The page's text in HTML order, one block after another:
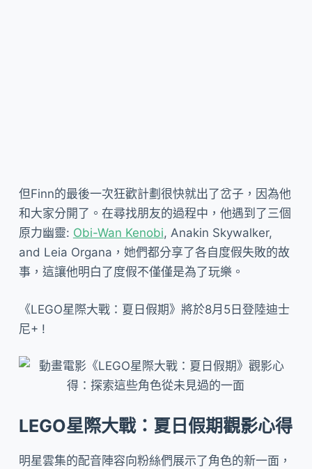
但Finn的最後一次狂歡計劃很快就出了岔子，因為他
和大家分開了。在尋找朋友的過程中，他遇到了三個
原力幽靈: Obi-Wan Kenobi, Anakin Skywalker,
and Leia Organa，她們都分享了各自度假失敗的故
事，這讓他明白了度假不僅僅是為了玩樂。
《LEGO星際大戰：夏日假期》將於8月5日登陸迪士
尼+ !
LEGO星際大戰：夏日假期觀影心得
明星雲集的配音陣容向粉絲們展示了角色的新一面，